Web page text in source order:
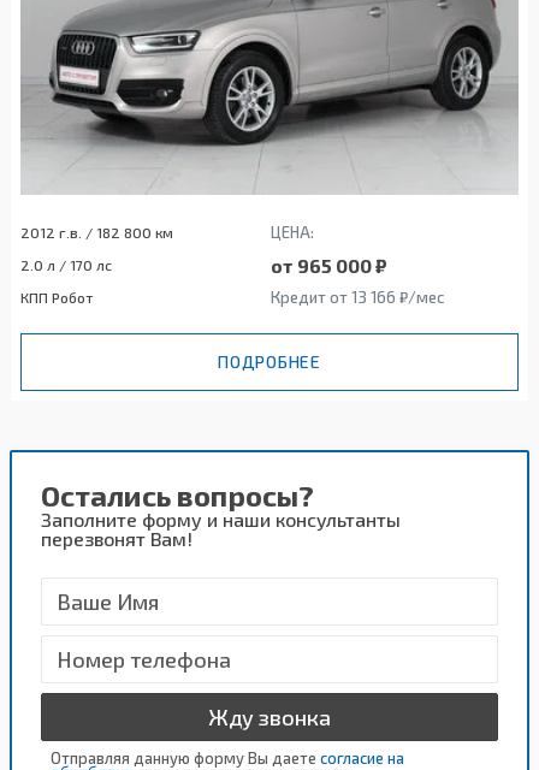
2012 г.в. / 182 800 км ЦЕНА:
2.0 л / 170 лс от 965 000 ₽
КПП Робот Кредит от 13 166 ₽/мес
ПОДРОБНЕЕ
Остались вопросы?
Заполните форму и наши консультанты
перезвонят Вам!
Жду звонка
Отправляя данную форму Вы даете согласие на